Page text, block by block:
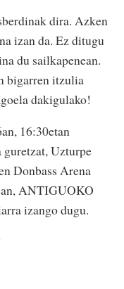
dira. Azken
izan da. Ez ditugu
du sailkapenean.
bigarren itzulia
dakigulako!
16:30etan
guretzat, Uzturpe
Donbass Arena
ANTIGUOKO
izango dugu.